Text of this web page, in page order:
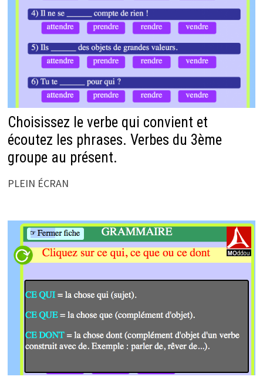
Choisissez le verbe qui convient et
écoutez les phrases. Verbes du 3ème
groupe au présent.
PLEIN ÉCRAN